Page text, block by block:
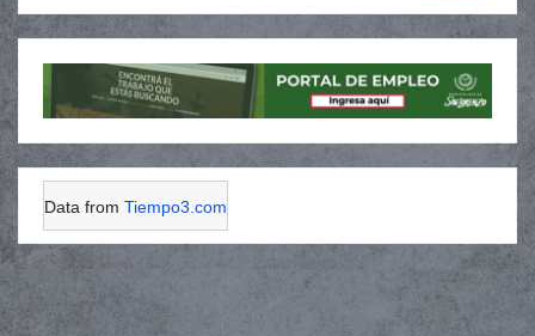
Data from Tiempo3.com